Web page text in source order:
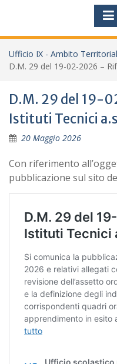
Ufficio IX - Ambito
D.M. 29 del 19-02-2026 –
D.M. 29 del 19-
Istituti Tecnici
20 Maggio 2026
Con riferimento
pubblicazione sul sito